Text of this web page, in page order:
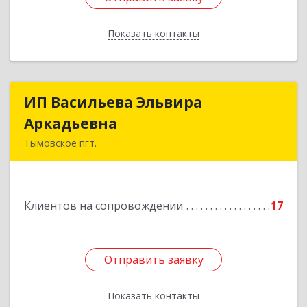
Показать контакты
Назад
ИП Васильева Эльвира
Аркадьевна
Тымовское пгт.
Клиентов на сопровождении 17
Отправить заявку
Показать контакты
ИП Васильева Эльвира
Отправить заявку
Назад